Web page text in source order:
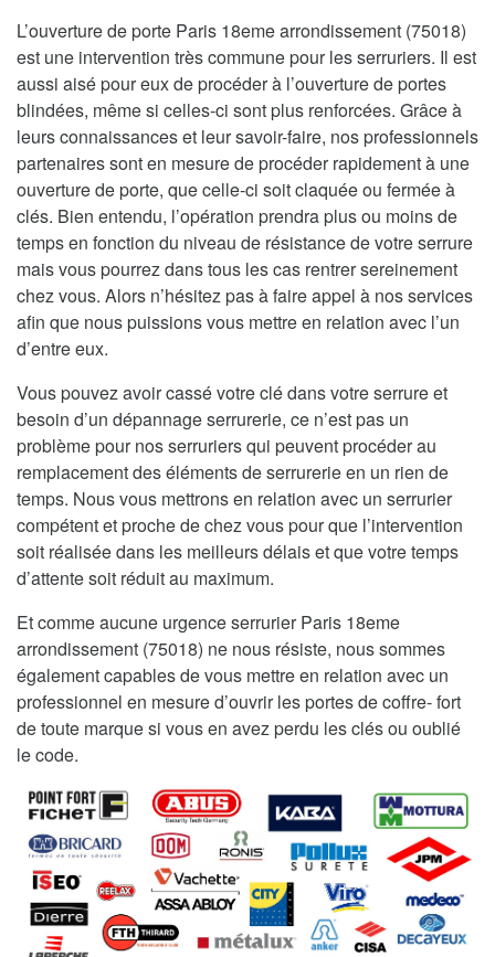
L’ouverture de porte Paris 18eme arrondissement (75018)
est une intervention très commune pour les serruriers. Il est
aussi aisé pour eux de procéder à l’ouverture de portes
blindées, même si celles-ci sont plus renforcées. Grâce à
leurs connaissances et leur savoir-faire, nos professionnels
partenaires sont en mesure de procéder rapidement à une
ouverture de porte, que celle-ci soit claquée ou fermée à
clés. Bien entendu, l’opération prendra plus ou moins de
temps en fonction du niveau de résistance de votre serrure
mais vous pourrez dans tous les cas rentrer sereinement
chez vous. Alors n’hésitez pas à faire appel à nos services
afin que nous puissions vous mettre en relation avec l’un
d’entre eux.
Vous pouvez avoir cassé votre clé dans votre serrure et
besoin d’un dépannage serrurerie, ce n’est pas un
problème pour nos serruriers qui peuvent procéder au
remplacement des éléments de serrurerie en un rien de
temps. Nous vous mettrons en relation avec un serrurier
compétent et proche de chez vous pour que l’intervention
soit réalisée dans les meilleurs délais et que votre temps
d’attente soit réduit au maximum.
Et comme aucune urgence serrurier Paris 18eme
arrondissement (75018) ne nous résiste, nous sommes
également capables de vous mettre en relation avec un
professionnel en mesure d’ouvrir les portes de coffre- fort
de toute marque si vous en avez perdu les clés ou oublié
le code.